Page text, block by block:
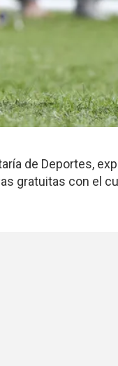
de Deportes,
gratuitas con el